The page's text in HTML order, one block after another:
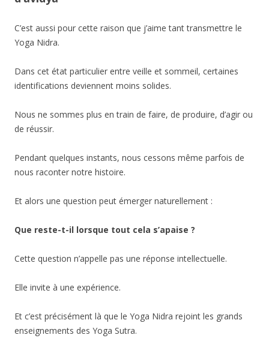
C’est aussi pour cette raison que j’aime tant transmettre le
Yoga Nidra.
Dans cet état particulier entre veille et sommeil, certaines
identifications deviennent moins solides.
Nous ne sommes plus en train de faire, de produire, d’agir ou
de réussir.
Pendant quelques instants, nous cessons même parfois de
nous raconter notre histoire.
Et alors une question peut émerger naturellement :
Que reste-t-il lorsque tout cela s’apaise ?
Cette question n’appelle pas une réponse intellectuelle.
Elle invite à une expérience.
Et c’est précisément là que le Yoga Nidra rejoint les grands
enseignements des Yoga Sutra.